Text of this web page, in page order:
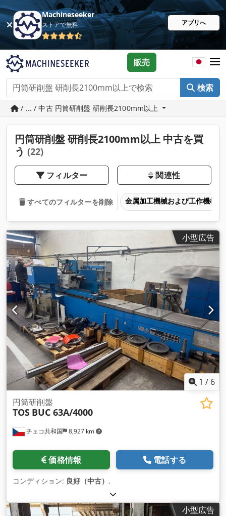
Machineseeker
ストアで無料 アプリへ
検索
販売
/ ... / 中古 円筒研削盤 研削長2100mm以上
円筒研削盤 研削長2100mm以上 中古を買
う (22)
フィルター 関連性
すべてのフィルターを削除 金属加工機械および工作機械
小型広告
1 / 6
チェコ共和国 8,927 km
円筒研削盤
TOS BUC 63A/4000
価格情報 電話する
コンディション: 良好（中古） ,
小型広告